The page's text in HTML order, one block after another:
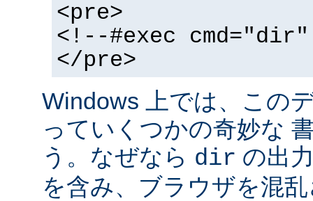
<pre>
<!--#exec
</pre>
Windows 上では、この
っていくつかの奇妙な
う。なぜなら dir の出
を含み、ブラウザを混